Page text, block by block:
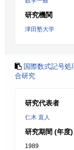
研究機関
津田塾大学
国際数式記号
合研究
研究代表者
仁木 直人
研究期間 (年度)
1989